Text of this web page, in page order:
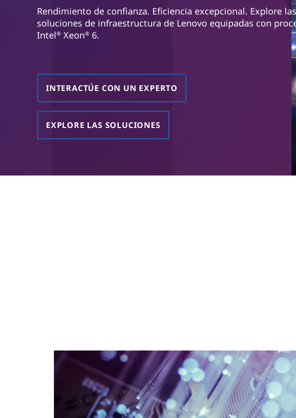
Rendimiento de confianza. Eficiencia excepcional. Explore las
soluciones de infraestructura de Lenovo equipadas con
Intel®Xeon®6.
INTERACTÚE CON UN EXPERTO
EXPLORE LAS SOLUCIONES